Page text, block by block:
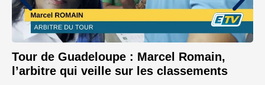
Tour de Guadeloupe : Marcel Romain,
l’arbitre qui veille sur les classements